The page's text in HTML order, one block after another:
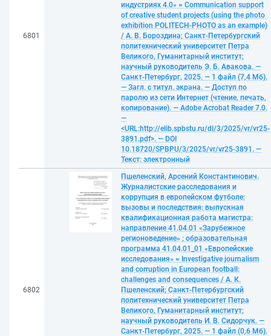
6801
индустриях 4.0» = Communication support
of creative student projects (using the photo
exhibition POLITECH-PHOTO as an example)
/ А. В. Бороздина; Санкт-Петербургский
политехнический университет Петра
Великого, Гуманитарный институт;
научный руководитель Э. Б. Авакова. —
Санкт-Петербург, 2025. — 1 файл (7,4 Мб).
— Загл. с титул. экрана. — Доступ по
паролю из сети Интернет (чтение, печать,
копирование). — Adobe Acrobat Reader 7.0.
—
<URL:http://elib.spbstu.ru/dl/3/2025/vr/vr25-
3891.pdf>. — DOI
10.18720/SPBPU/3/2025/vr/vr25-3891. —
Текст: электронный
6802
Пшеленский, Арсений Константинович.
Журналистские расследования и
коррупция в европейском футболе:
вызовы и последствия: выпускная
квалификационная работа магистра:
направление 41.04.01 «Зарубежное
регионоведение» ; образовательная
программа 41.04.01_01 «Европейские
исследования» = Investigative journalism
and corruption in European football:
challenges and consequences / А. К.
Пшеленский; Санкт-Петербургский
политехнический университет Петра
Великого, Гуманитарный институт;
научный руководитель И. В. Сидорчук. —
Санкт-Петербург, 2025. — 1 файл (0,6 Мб).